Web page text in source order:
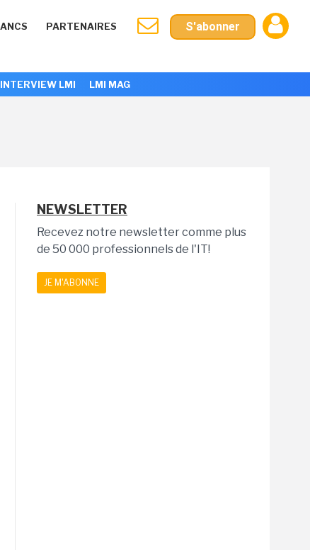
PARTENAIRES S'abonner
INTERVIEW LMI LMI MAG
NEWSLETTER
Recevez notre newsletter comme plus
de 50 000 professionnels de l'IT!
JE M'ABONNE